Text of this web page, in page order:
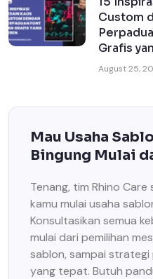
Custom
Grafis
August 25,
Mau Usaha
Bingung Mulai
Tenang, tim Rhino
kamu mulai usaha
Konsultasikan semua
mulai dari pemilihan
sablon, sampai strategi
yang tepat. Butuh